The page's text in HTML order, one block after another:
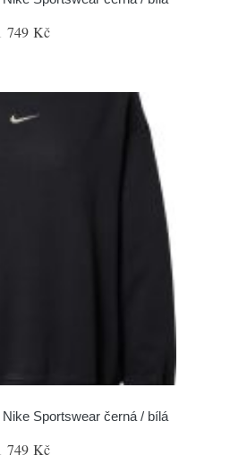
749 Kč
Sportswear černá / bílá
749 Kč